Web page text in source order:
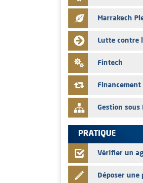
L’AMMC met sur son
par les émetteurs en
03/08/2026
Liste des agréments et
pour le mois de juillet
L' AMMC publie les
Marrakech
Lutte contre
Fintech
Gestion sous
PRATIQUE
Vérifier un
Déposer une